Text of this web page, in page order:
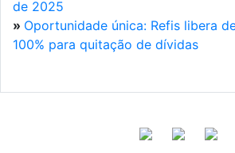
de 2025
» Oportunidade única: Refis libera
100% para quitação de dívidas